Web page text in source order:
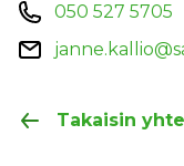
050 527 5705
Takaisin